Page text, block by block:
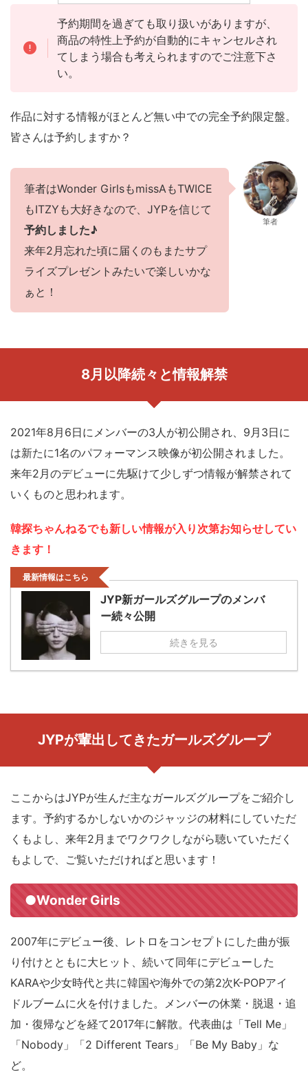
予約期間を過ぎても取り扱いがありますが、
商品の特性上予約が自動的にキャンセルされ
てしまう場合も考えられますのでご注意下さ
い。
作品に対する情報がほとんど無い中での完全予約限定盤。
皆さんは予約しますか？
筆者はWonder GirlsもmissAもTWICE
もITZYも大好きなので、JYPを信じて
予約しました♪
来年2月忘れた頃に届くのもまたサプ
ライズプレゼントみたいで楽しいかな
ぁと！
筆者
8月以降続々と情報解禁
2021年8月6日にメンバーの3人が初公開され、9月3日に
は新たに1名のパフォーマンス映像が初公開されました。
来年2月のデビューに先駆けて少しずつ情報が解禁されて
いくものと思われます。
韓探ちゃんねるでも新しい情報が入り次第お知らせしてい
きます！
最新情報はこちら
JYP新ガールズグループのメンバ
ー続々公開
続きを見る
JYPが輩出してきたガールズグループ
ここからはJYPが生んだ主なガールズグループをご紹介し
ます。予約するかしないかのジャッジの材料にしていただ
くもよし、来年2月までワクワクしながら聴いていただく
もよしで、ご覧いただければと思います！
●Wonder Girls
2007年にデビュー後、レトロをコンセプトにした曲が振
り付けとともに大ヒット、続いて同年にデビューした
KARAや少女時代と共に韓国や海外での第2次K-POPアイ
ドルブームに火を付けました。メンバーの休業・脱退・追
加・復帰などを経て2017年に解散。代表曲は「Tell Me」
「Nobody」「2 Different Tears」「Be My Baby」な
ど。